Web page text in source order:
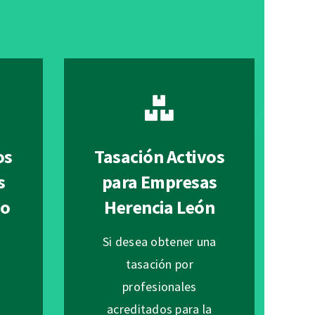
Tasación Activos
para Empresas
Herencia León
Si desea obtener una
tasación por
profesionales
acreditados para la